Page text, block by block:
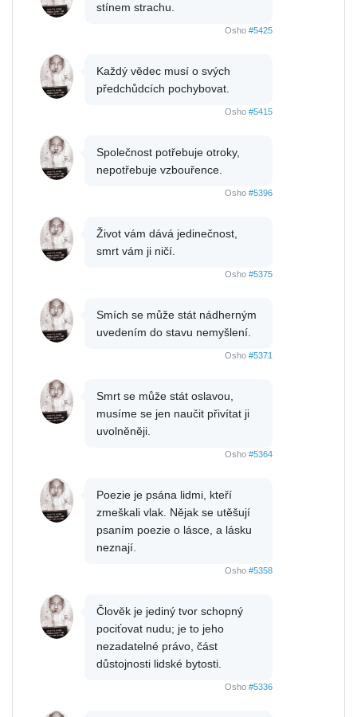
stínem strachu.
Osho #5425
Každý vědec musí o svých
předchůdcích pochybovat.
Osho #5415
Společnost potřebuje otroky,
nepotřebuje vzbouřence.
Osho #5396
Život vám dává jedinečnost,
smrt vám ji ničí.
Osho #5375
Smích se může stát nádherným
uvedením do stavu nemyšlení.
Osho #5371
Smrt se může stát oslavou,
musíme se jen naučit přivítat ji
uvolněněji.
Osho #5364
Poezie je psána lidmi, kteří
zmeškali vlak. Nějak se utěšují
psaním poezie o lásce, a lásku
neznají.
Osho #5358
Člověk je jediný tvor schopný
pociťovat nudu; je to jeho
nezadatelné právo, část
důstojnosti lidské bytosti.
Osho #5336